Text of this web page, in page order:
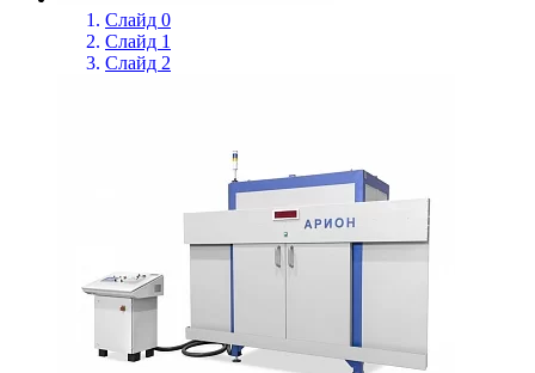
Слайд 0
Слайд 1
Слайд 2